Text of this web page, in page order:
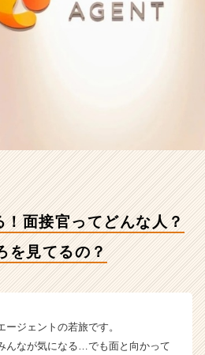
面接官ってどんな人？
を見てるの？
ージェントの若旅です。
んなが気になる…でも面と向かって